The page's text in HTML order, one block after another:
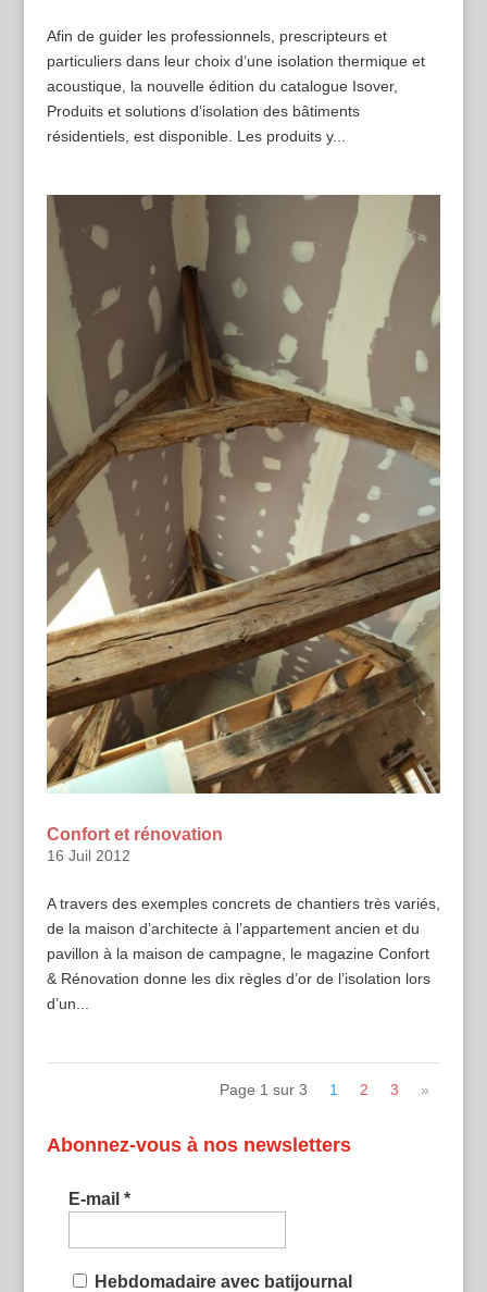
Afin de guider les professionnels, prescripteurs et
particuliers dans leur choix d’une isolation thermique et
acoustique, la nouvelle édition du catalogue Isover,
Produits et solutions d’isolation des bâtiments
résidentiels, est disponible. Les produits y...
Confort et rénovation
16 Juil 2012
A travers des exemples concrets de chantiers très variés,
de la maison d’architecte à l’appartement ancien et du
pavillon à la maison de campagne, le magazine Confort
& Rénovation donne les dix règles d’or de l’isolation lors
d’un...
Page 1 sur 3 1 2 3 »
Abonnez-vous à nos newsletters
E-mail *
Hebdomadaire avec batijournal